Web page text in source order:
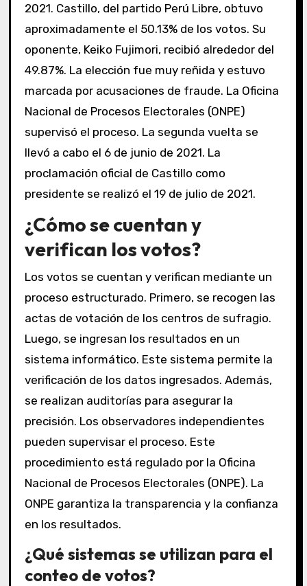
2021. Castillo, del partido Perú Libre, obtuvo
aproximadamente el 50.13% de los votos. Su
oponente, Keiko Fujimori, recibió alrededor del
49.87%. La elección fue muy reñida y estuvo
marcada por acusaciones de fraude. La Oficina
Nacional de Procesos Electorales (ONPE)
supervisó el proceso. La segunda vuelta se
llevó a cabo el 6 de junio de 2021. La
proclamación oficial de Castillo como
presidente se realizó el 19 de julio de 2021.
¿Cómo se cuentan y
verifican los votos?
Los votos se cuentan y verifican mediante un
proceso estructurado. Primero, se recogen las
actas de votación de los centros de sufragio.
Luego, se ingresan los resultados en un
sistema informático. Este sistema permite la
verificación de los datos ingresados. Además,
se realizan auditorías para asegurar la
precisión. Los observadores independientes
pueden supervisar el proceso. Este
procedimiento está regulado por la Oficina
Nacional de Procesos Electorales (ONPE). La
ONPE garantiza la transparencia y la confianza
en los resultados.
¿Qué sistemas se utilizan para el
conteo de votos?